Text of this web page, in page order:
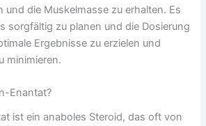
und die Muskelmasse zu erhalten. Es
sorgfältig zu planen und die Dosierung
Ergebnisse zu erzielen und
minimieren.
Enantat?
ist ein anaboles Steroid, das oft von